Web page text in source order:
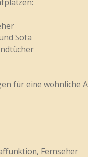
Sofa
für eine wohnliche
Fernseher